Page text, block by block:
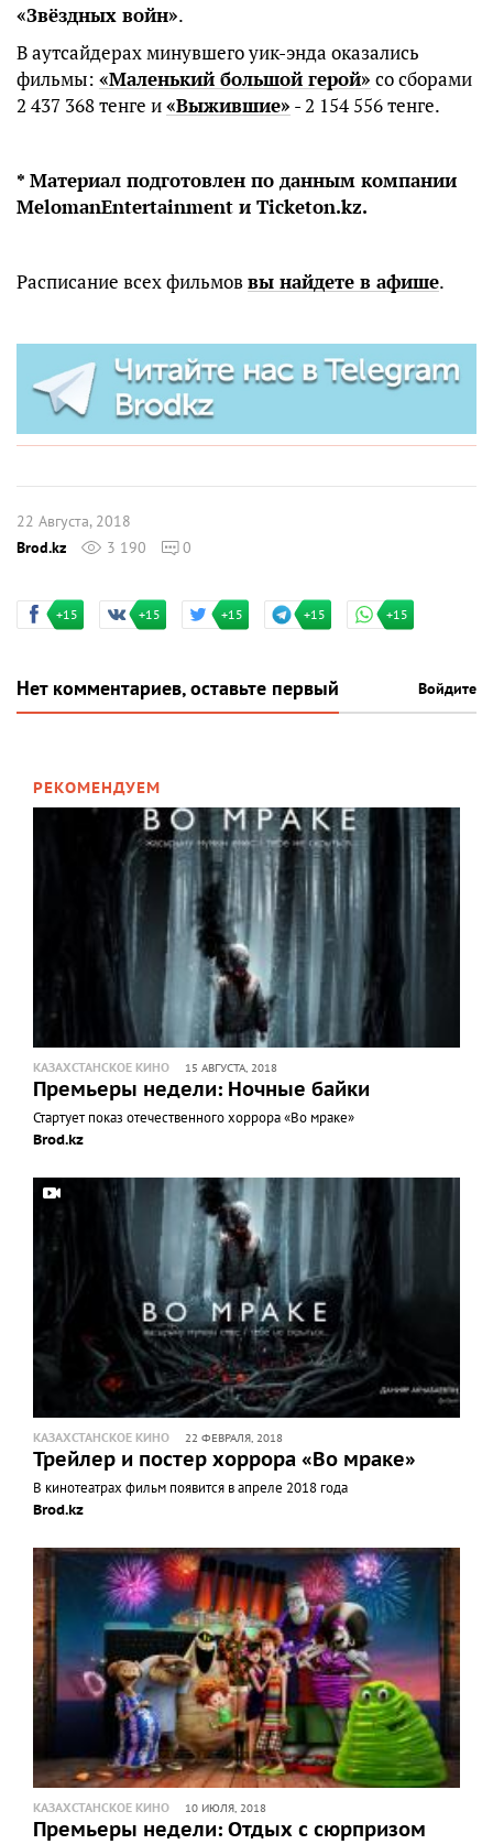
«Звёздных войн».
В аутсайдерах минувшего уик-энда оказались
фильмы: «Маленький большой герой» со сборами
2 437 368 тенге и«Выжившие» - 2 154 556 тенге.
* Материал подготовлен по данным компании
MelomanEntertainment и Ticketon.kz.
Расписание всех фильмоввы найдете в афише.
22 Августа, 2018
Brod.kz
3 190 0
+15 +15 +15 +15 +15
Нет комментариев, оставьте первый Войдите
РЕКОМЕНДУЕМ
КАЗАХСТАНСКОЕ КИНО 15 АВГУСТА, 2018
Премьеры недели: Ночные байки
Стартует показ отечественного хоррора «Во мраке»
Brod.kz
КАЗАХСТАНСКОЕ КИНО 22 ФЕВРАЛЯ, 2018
Трейлер и постер хоррора «Во мраке»
В кинотеатрах фильм появится в апреле 2018 года
Brod.kz
КАЗАХСТАНСКОЕ КИНО 10 ИЮЛЯ, 2018
Премьеры недели: Отдых с сюрпризом